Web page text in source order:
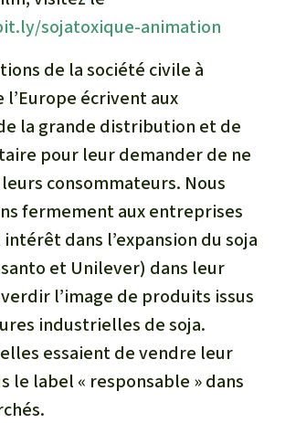
sojatoxique-animation
de la société civile à
écrivent aux
la grande distribution et de
pour leur demander de ne
consommateurs. Nous
fermement aux entreprises
dans l’expansion du soja
et Unilever) dans leur
l’image de produits issus
industrielles de soja.
essaient de vendre leur
le label « responsable » dans